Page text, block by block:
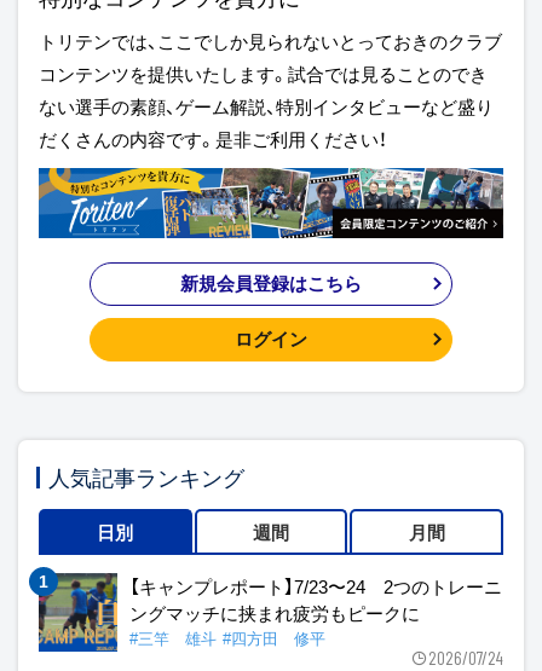
トリテンでは、ここでしか見られないとっておきのクラブ
コンテンツを提供いたします。試合では見ることのでき
ない選手の素顔、ゲーム解説、特別インタビューなど盛り
だくさんの内容です。是非ご利用ください！
新規会員登録はこちら
ログイン
人気記事ランキング
日別 週間 月間
【キャンプレポート】7/23〜24 2つのトレーニ
ングマッチに挟まれ疲労もピークに
#三竿 雄斗 #四方田 修平
2026/07/24